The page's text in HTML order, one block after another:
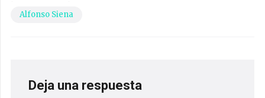
Alfonso Siena
Deja una respuesta